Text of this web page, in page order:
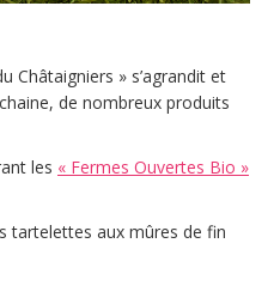
Châtaigniers » s’agrandit et
de nombreux produits
les « Fermes Ouvertes Bio »
tartelettes aux mûres de fin